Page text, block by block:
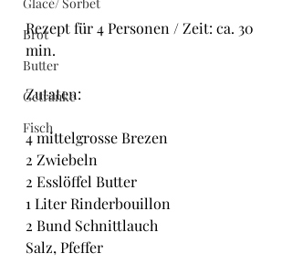
Brot
Butter
Getränke
Fisch
Rezept für 4 Personen / Zeit: ca. 30
min.
Zutaten:
4 mittelgrosse Brezen
2 Zwiebeln
2 Esslöffel Butter
1 Liter Rinderbouillon
2 Bund Schnittlauch
Salz, Pfeffer